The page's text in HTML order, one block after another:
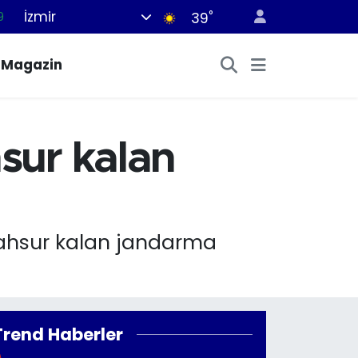
İzmir 39°
Magazin
kalan
kalan jandarma
Haberler